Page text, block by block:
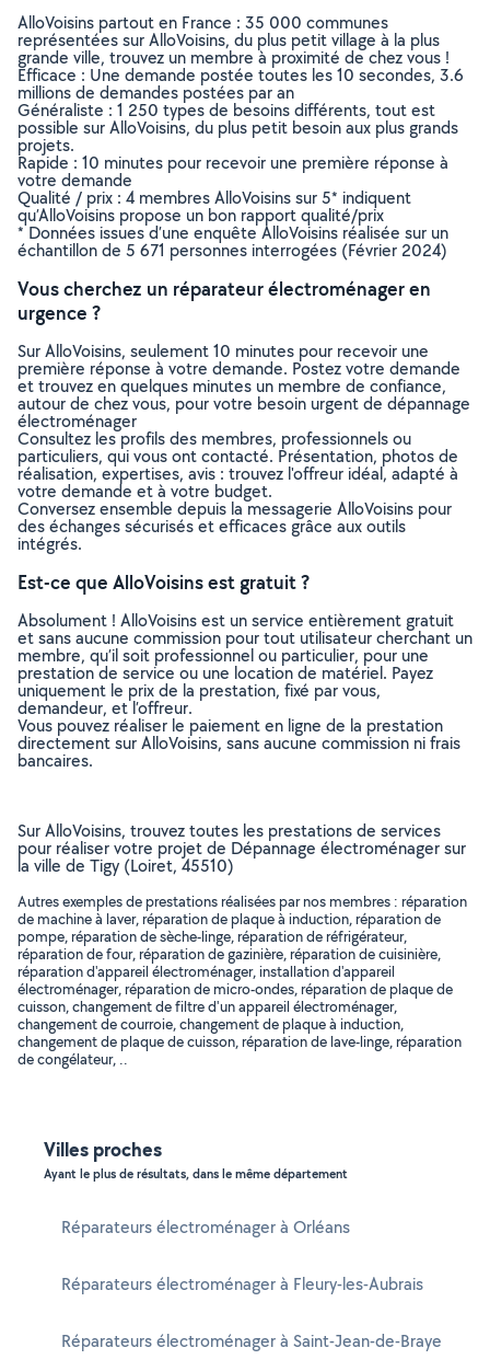
AlloVoisins partout en France : 35 000 communes
représentées sur AlloVoisins, du plus petit village à la plus
grande ville, trouvez un membre à proximité de chez vous !
Efficace : Une demande postée toutes les 10 secondes, 3.6
millions de demandes postées par an
Généraliste : 1 250 types de besoins différents, tout est
possible sur AlloVoisins, du plus petit besoin aux plus grands
projets.
Rapide : 10 minutes pour recevoir une première réponse à
votre demande
Qualité / prix : 4 membres AlloVoisins sur 5* indiquent
qu’AlloVoisins propose un bon rapport qualité/prix
* Données issues d’une enquête AlloVoisins réalisée sur un
échantillon de 5 671 personnes interrogées (Février 2024)
Vous cherchez un réparateur électroménager en
urgence ?
Sur AlloVoisins, seulement 10 minutes pour recevoir une
première réponse à votre demande. Postez votre demande
et trouvez en quelques minutes un membre de confiance,
autour de chez vous, pour votre besoin urgent de dépannage
électroménager
Consultez les profils des membres, professionnels ou
particuliers, qui vous ont contacté. Présentation, photos de
réalisation, expertises, avis : trouvez l'offreur idéal, adapté à
votre demande et à votre budget.
Conversez ensemble depuis la messagerie AlloVoisins pour
des échanges sécurisés et efficaces grâce aux outils
intégrés.
Est-ce que AlloVoisins est gratuit ?
Absolument ! AlloVoisins est un service entièrement gratuit
et sans aucune commission pour tout utilisateur cherchant un
membre, qu’il soit professionnel ou particulier, pour une
prestation de service ou une location de matériel. Payez
uniquement le prix de la prestation, fixé par vous,
demandeur, et l’offreur.
Vous pouvez réaliser le paiement en ligne de la prestation
directement sur AlloVoisins, sans aucune commission ni frais
bancaires.
Sur AlloVoisins, trouvez toutes les prestations de services
pour réaliser votre projet de Dépannage électroménager sur
la ville de Tigy (Loiret, 45510)
Autres exemples de prestations réalisées par nos membres : réparation
de machine à laver, réparation de plaque à induction, réparation de
pompe, réparation de sèche-linge, réparation de réfrigérateur,
réparation de four, réparation de gazinière, réparation de cuisinière,
réparation d'appareil électroménager, installation d'appareil
électroménager, réparation de micro-ondes, réparation de plaque de
cuisson, changement de filtre d'un appareil électroménager,
changement de courroie, changement de plaque à induction,
changement de plaque de cuisson, réparation de lave-linge, réparation
de congélateur, ..
Villes proches
Ayant le plus de résultats, dans le même département
Réparateurs électroménager à Orléans
Réparateurs électroménager à Fleury-les-Aubrais
Réparateurs électroménager à Saint-Jean-de-Braye